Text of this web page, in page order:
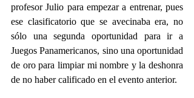
profesor Julio para empezar a entrenar, pues
ese clasificatorio que se avecinaba era, no
sólo una segunda oportunidad para ir a
Juegos Panamericanos, sino una oportunidad
de oro para limpiar mi nombre y la deshonra
de no haber calificado en el evento anterior.